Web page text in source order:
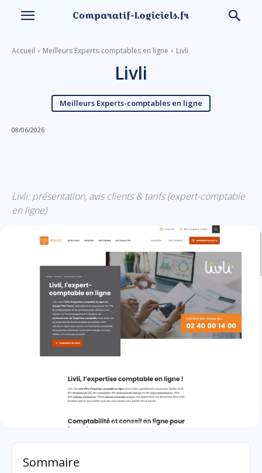
Accueil Meilleurs Experts-comptables en ligne Livli
Livli
Meilleurs Experts-comptables en ligne
08/06/2026
Livli: présentation, avis clients & tarifs (expert-comptable
en ligne)
Livli: présentation
Sommaire